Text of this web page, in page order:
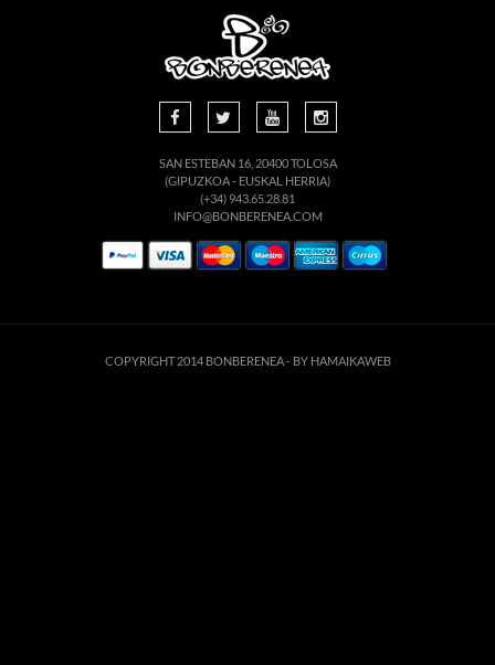
SAN ESTEBAN 16, 20400 TOLOSA
(GIPUZKOA - EUSKAL HERRIA)
(+34) 943.65.28.81
INFO@BONBERENEA.COM
COPYRIGHT 2014 BONBERENEA - BY HAMAIKAWEB